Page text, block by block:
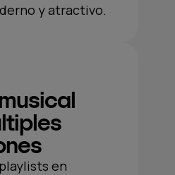
y atractivo.
en